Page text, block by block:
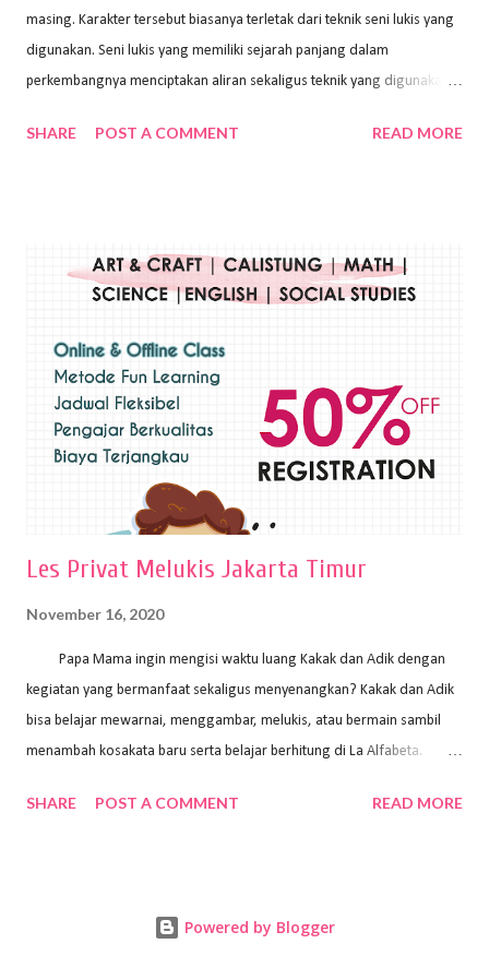
masing. Karakter tersebut biasanya terletak dari teknik seni lukis yang
digunakan. Seni lukis yang memiliki sejarah panjang dalam
perkembangnya menciptakan aliran sekaligus teknik yang digunakan.
Wayan Kun Adnyana, teknik yang berbeda tentunya akan
menggunakan bahan dasar cat air, cat akrilik, atau cat minyak dengan
sapuan warna cat yang tebal. Dengan memberikan sapuan warna
pelukis untuk menghasilkan lukisan yang mempesona dan tentunya
bernilai tinggi. Ciri teknik plakat Ciri-ciri teknik plakat, yaitu: Sapuan
warna yang kental dan tebal. Hasil lukisan menutupi seluruh bagian
medianya Mem...
SHARE POST A COMMENT READ MORE
Les Privat Melukis Jakarta Timur
November 16, 2020
Papa Mama ingin mengisi waktu luang Kakak dan Adik dengan
kegiatan yang bermanfaat sekaligus menyenangkan? Kakak dan Adik
bisa belajar mewarnai, menggambar, melukis, atau bermain sambil
menambah kosakata baru serta belajar berhitung di La Alfabeta.
kok untuk mengajar dengan metode yang fun, La Alfabeta
Alfabeta. ⁣⁣⁣⁣Ada pilihan online class maupun offline class lho! Cek
SHARE POST A COMMENT READ MORE
Powered by Blogger